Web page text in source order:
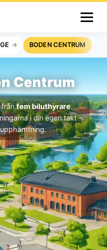
BODEN CENTRUM
Centrum
frånfem biluthyrare.
i din egen takt -